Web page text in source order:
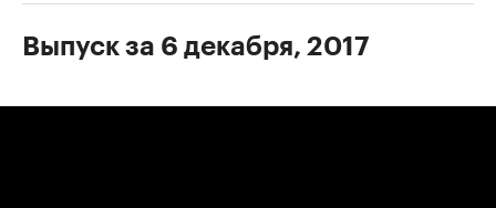
Выпуск за 6 декабря, 2017